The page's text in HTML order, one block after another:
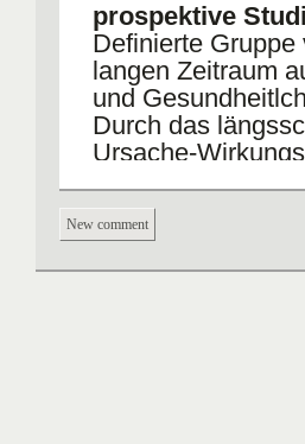
prospektive
Definierte
langen Zeitraum
und
Durch das
Ursache-
zb Studie von
1000 Frauen
New comment